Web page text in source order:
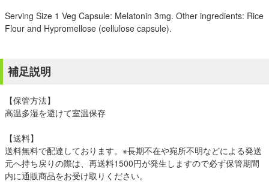
Serving Size 1 Veg Capsule: Melatonin 3mg. Other ingredients: Rice
Flour and Hypromellose (cellulose capsule).
補足説明
【保管方法】
高温多湿を避けて室温保存
【送料】
送料無料で配達しております。※長期不在や宛所不明などによる発送
元へ持ち戻りの際は、再送料1500円が発生しますので必ず保管期間
内に通販商品をお受け取りください。